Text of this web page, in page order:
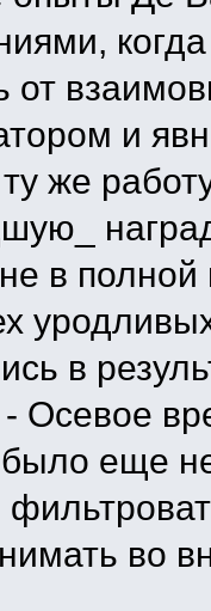
от
и
же
в
в
- Осевое
еще
во